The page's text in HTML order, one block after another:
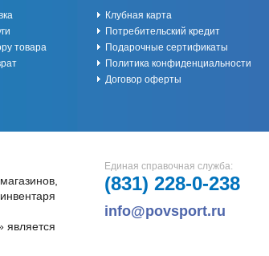
товара
Клубная карта
Потребительский кредит
Подарочные сертификаты
Политика конфиденциальности
Договор оферты
Единая справочная служба:
(831) 228-0-238
info@povsport.ru